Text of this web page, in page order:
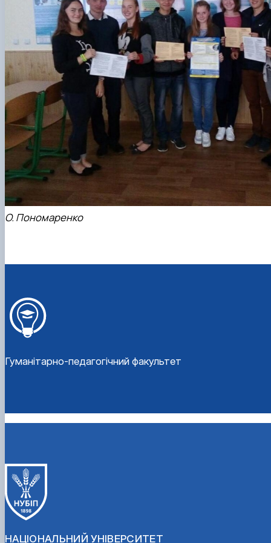
О. Пономаренко
Гуманітарно-педагогічний факультет
НАЦІОНАЛЬНИЙ УНІВЕРСИТЕТ